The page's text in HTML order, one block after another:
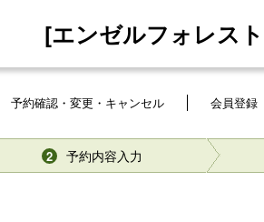
[エンゼルフォレス
予約確認・変更・キャンセル 会員登録
2 予約内容入力